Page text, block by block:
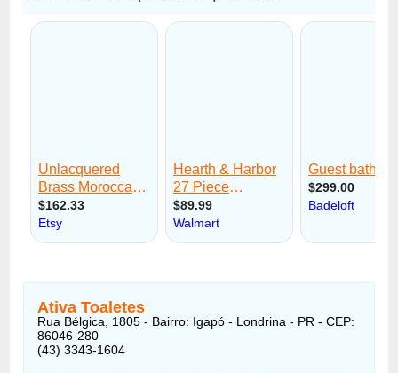
Ativa Toaletes
Rua Bélgica, 1805 - Bairro: Igapó - Londrina - PR - CEP:
86046-280
(43) 3343-1604